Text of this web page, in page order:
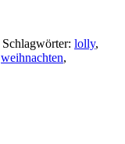
Schlagwörter: lolly,
weihnachten,